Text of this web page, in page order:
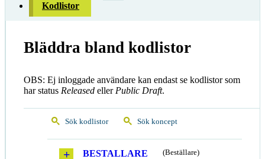
Kodlistor
Bläddra bland kodlistor
OBS: Ej inloggade användare kan endast se kodlistor som
har status Released eller Public Draft.
Sök kodlistor Sök koncept
BESTALLARE (Beställare)